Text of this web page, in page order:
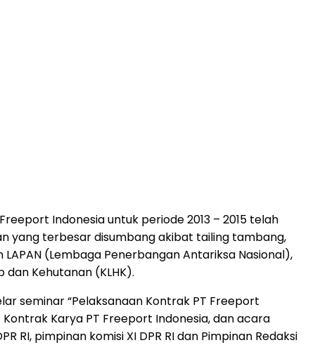
Indonesia untuk periode 2013 – 2015 telah
yang terbesar disumbang akibat tailing tambang,
(Lembaga Penerbangan Antariksa Nasional),
Kehutanan (KLHK).
seminar “Pelaksanaan Kontrak PT Freeport
Karya PT Freeport Indonesia, dan acara
RI, pimpinan komisi XI DPR RI dan Pimpinan Redaksi